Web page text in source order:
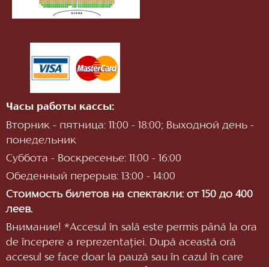
Часы работы кассы:
Вторник - пятница: 11:00 - 18:00; Выходной день -
понедельник
Суббота - Воскресенье: 11:00 - 16:00
Обеденный перерыв: 13:00 - 14:00
Стоимость билетов на спектакли: от 150 до 400
леев.
Внимание! *Accesul în sală este permis până la ora
de începere a reprezentaţiei. După această oră
accesul se face doar la pauză sau în cazul în care